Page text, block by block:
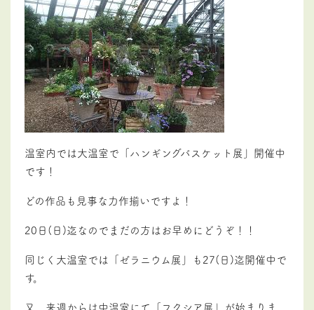
温室内では大温室で「ハンギングバスケット展」開催中
です！
どの作品も見事な力作揃いですよ！
20日(日)迄なのでまだの方はお早めにどうぞ！！
同じく大温室では「ゼラニウム展」も27(日)迄開催中で
す。
又、来週からは中温室にて「フクシア展」が始まりま